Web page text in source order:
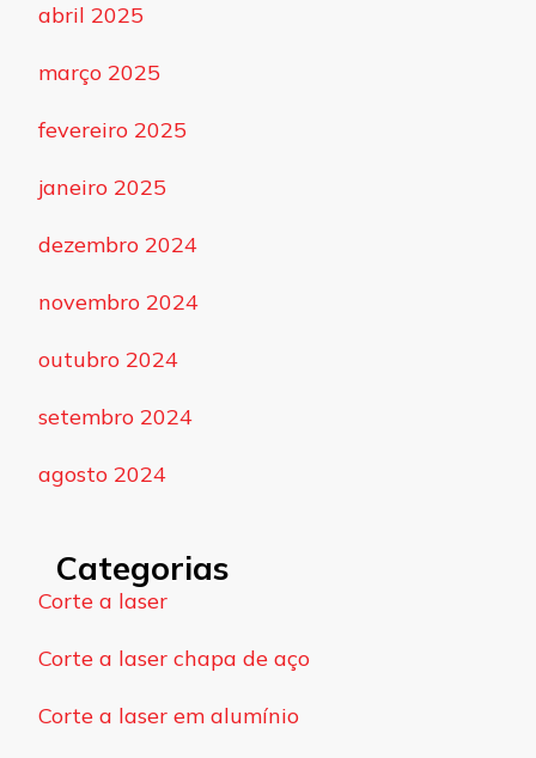
abril 2025
março 2025
fevereiro 2025
janeiro 2025
dezembro 2024
novembro 2024
outubro 2024
setembro 2024
agosto 2024
Categorias
Corte a laser
Corte a laser chapa de aço
Corte a laser em alumínio